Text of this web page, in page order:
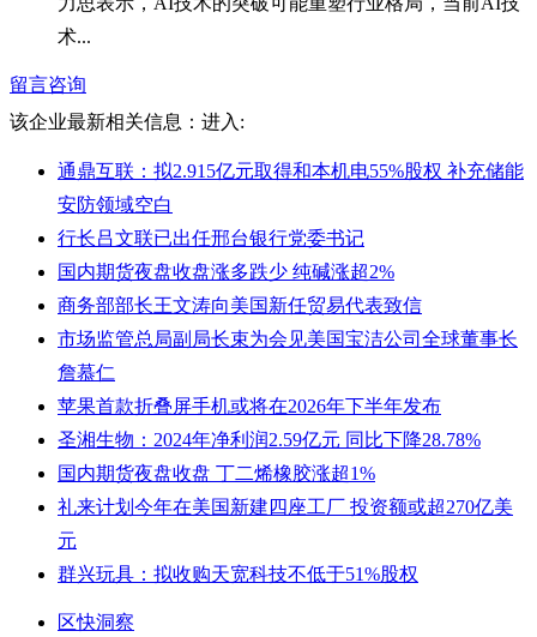
术...
留言咨询
该企业最新相关信息： 进入:
通鼎互联：拟2.915亿元取得和本机电55%股权 补充储能
安防领域空白
行长吕文联已出任邢台银行党委书记
国内期货夜盘收盘涨多跌少 纯碱涨超2%
商务部部长王文涛向美国新任贸易代表致信
市场监管总局副局长束为会见美国宝洁公司全球董事长
詹慕仁
苹果首款折叠屏手机或将在2026年下半年发布
圣湘生物：2024年净利润2.59亿元 同比下降28.78%
国内期货夜盘收盘 丁二烯橡胶涨超1%
礼来计划今年在美国新建四座工厂 投资额或超270亿美
元
群兴玩具：拟收购天宽科技不低于51%股权
区快洞察